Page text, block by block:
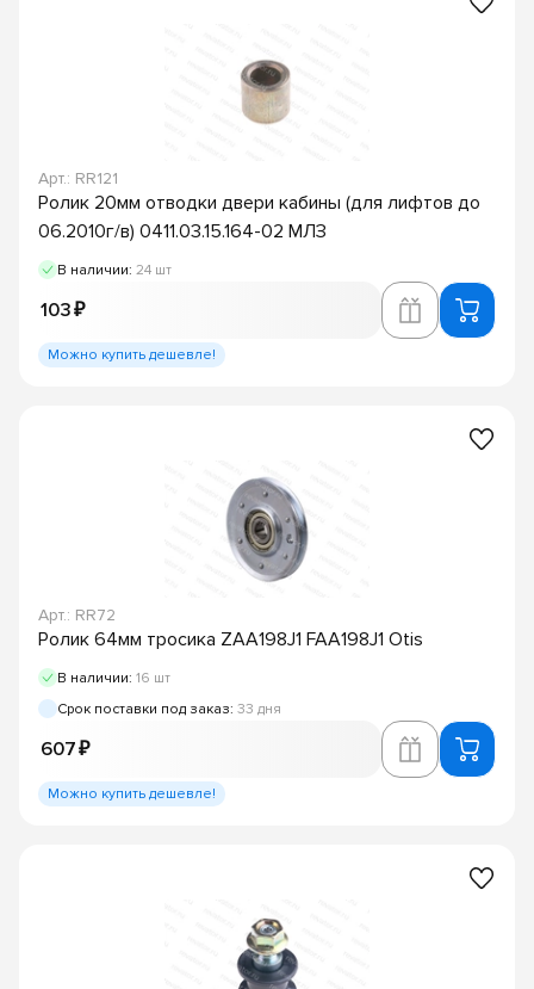
Арт.: RR121
Ролик 20мм отводки двери кабины (для лифтов до
06.2010г/в) 0411.03.15.164-02 МЛЗ
В наличии: 24 шт
103 ₽
Можно купить дешевле!
Арт.: RR72
Ролик 64мм тросика ZAA198J1 FAA198J1 Otis
В наличии: 16 шт
Срок поставки под заказ: 33 дня
607 ₽
Можно купить дешевле!